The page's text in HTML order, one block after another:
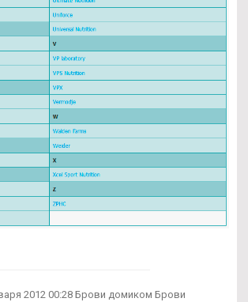
2012 00:28 Брови домиком Брови